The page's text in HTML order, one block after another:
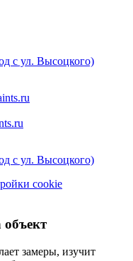
с ул. Высоцкого)
с ул. Высоцкого)
cookie
объект
замеры, изучит